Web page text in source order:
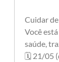
Cuidar
Você
saúde,
🗓 21/05